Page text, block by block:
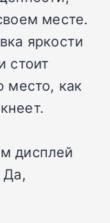
месте.
яркости
стоит
место, как
дисплей
Да,